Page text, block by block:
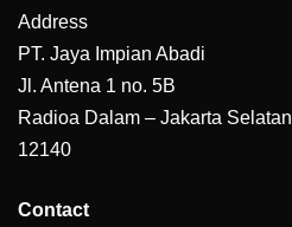
Address
PT. Jaya Impian Abadi
Jl. Antena 1 no. 5B
Radioa Dalam – Jakarta Selatan
12140
Contact